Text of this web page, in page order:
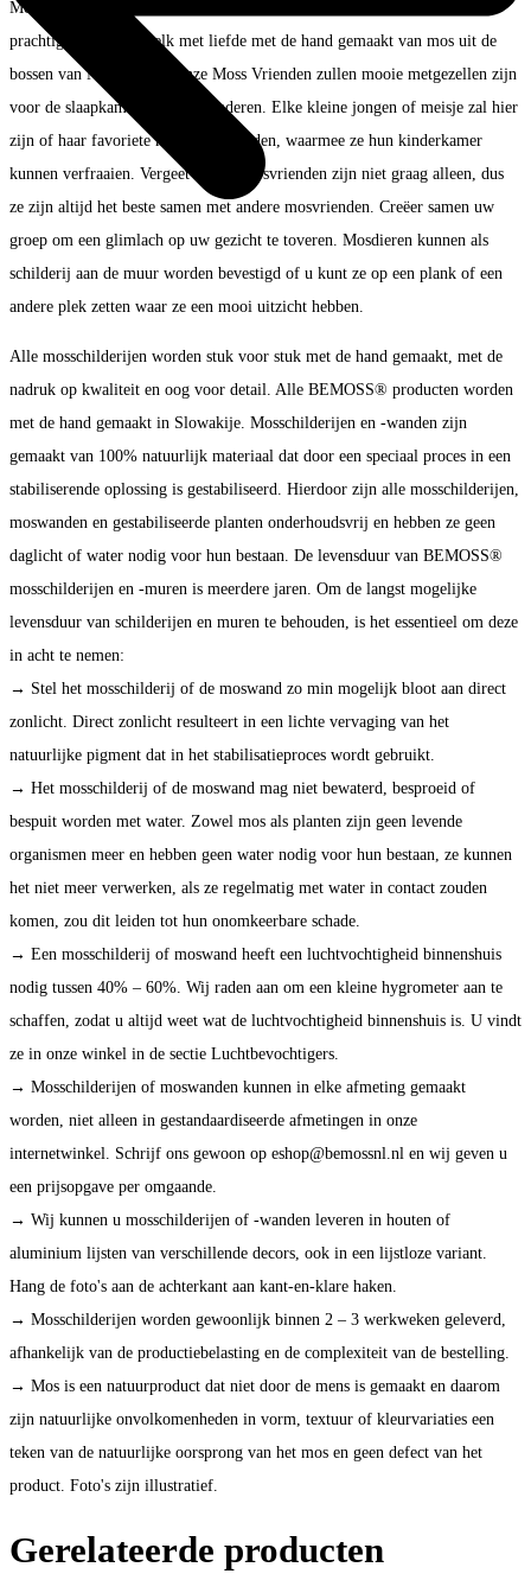
Moss Vrienden door BEMOSS® is een limited edition collectie van
prachtige mosdieren, elk met liefde met de hand gemaakt van mos uit de
bossen van Noorwegen. Onze Moss Vrienden zullen mooie metgezellen zijn
voor de slaapkamers van uw kinderen. Elke kleine jongen of meisje zal hier
zijn of haar favoriete mosmaatje vinden, waarmee ze hun kinderkamer
kunnen verfraaien. Vergeet niet… Mosvrienden zijn niet graag alleen, dus
ze zijn altijd het beste samen met andere mosvrienden. Creëer samen uw
groep om een glimlach op uw gezicht te toveren. Mosdieren kunnen als
schilderij aan de muur worden bevestigd of u kunt ze op een plank of een
andere plek zetten waar ze een mooi uitzicht hebben.
Alle mosschilderijen worden stuk voor stuk met de hand gemaakt, met de
nadruk op kwaliteit en oog voor detail. Alle BEMOSS® producten worden
met de hand gemaakt in Slowakije. Mosschilderijen en -wanden zijn
gemaakt van 100% natuurlijk materiaal dat door een speciaal proces in een
stabiliserende oplossing is gestabiliseerd. Hierdoor zijn alle mosschilderijen,
moswanden en gestabiliseerde planten onderhoudsvrij en hebben ze geen
daglicht of water nodig voor hun bestaan. De levensduur van BEMOSS®
mosschilderijen en -muren is meerdere jaren. Om de langst mogelijke
levensduur van schilderijen en muren te behouden, is het essentieel om deze
in acht te nemen:
→ Stel het mosschilderij of de moswand zo min mogelijk bloot aan direct
zonlicht. Direct zonlicht resulteert in een lichte vervaging van het
natuurlijke pigment dat in het stabilisatieproces wordt gebruikt.
→ Het mosschilderij of de moswand mag niet bewaterd, besproeid of
bespuit worden met water. Zowel mos als planten zijn geen levende
organismen meer en hebben geen water nodig voor hun bestaan, ze kunnen
het niet meer verwerken, als ze regelmatig met water in contact zouden
komen, zou dit leiden tot hun onomkeerbare schade.
→ Een mosschilderij of moswand heeft een luchtvochtigheid binnenshuis
nodig tussen 40% – 60%. Wij raden aan om een kleine hygrometer aan te
schaffen, zodat u altijd weet wat de luchtvochtigheid binnenshuis is. U vindt
ze in onze winkel in de sectie Luchtbevochtigers.
→ Mosschilderijen of moswanden kunnen in elke afmeting gemaakt
worden, niet alleen in gestandaardiseerde afmetingen in onze
internetwinkel. Schrijf ons gewoon op eshop@bemossnl.nl en wij geven u
een prijsopgave per omgaande.
→ Wij kunnen u mosschilderijen of -wanden leveren in houten of
aluminium lijsten van verschillende decors, ook in een lijstloze variant.
Hang de foto's aan de achterkant aan kant-en-klare haken.
→ Mosschilderijen worden gewoonlijk binnen 2 – 3 werkweken geleverd,
afhankelijk van de productiebelasting en de complexiteit van de bestelling.
→ Mos is een natuurproduct dat niet door de mens is gemaakt en daarom
zijn natuurlijke onvolkomenheden in vorm, textuur of kleurvariaties een
teken van de natuurlijke oorsprong van het mos en geen defect van het
product. Foto's zijn illustratief.
Gerelateerde producten